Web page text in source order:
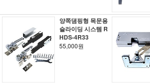
양쪽댐핑형 목문용
슬라이딩 시스템 R
HDS-4R33
55,000원